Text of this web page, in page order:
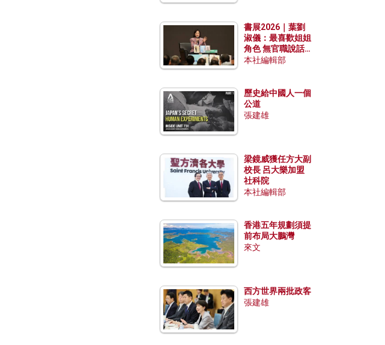
書展2026｜葉劉
淑儀：最喜歡姐姐
角色 無官職說話
包袱少
本社編輯部
歷史給中國人一個
公道
張建雄
梁鏡威獲任方大副
校長 呂大樂加盟
社科院
本社編輯部
香港五年規劃須提
前布局大鵬灣
來文
西方世界兩批政客
張建雄